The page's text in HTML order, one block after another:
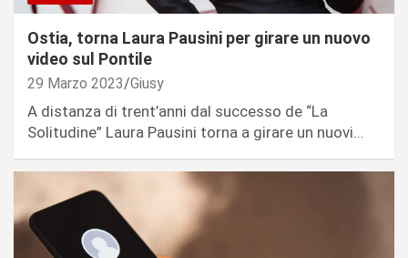
Ostia, torna Laura Pausini per girare un nuovo
video sul Pontile
29 Marzo 2023 Giusy
A distanza di trent’anni dal successo de “La
Solitudine” Laura Pausini torna a girare un nuovi…